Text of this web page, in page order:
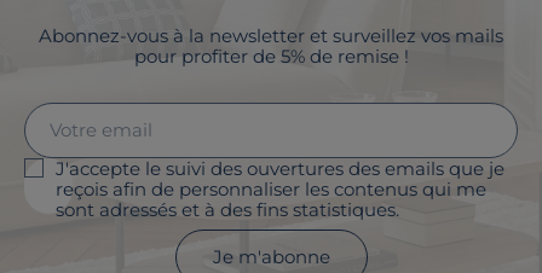
Abonnez-vous à la newsletter et surveillez vos mails
pour profiter de 5% de remise !
J'accepte le suivi des ouvertures des emails que je
reçois afin de personnaliser les contenus qui me
sont adressés et à des fins statistiques.
Je m'abonne